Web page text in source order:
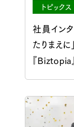
トピックス
社員イン
たりまえ
『Biztopia